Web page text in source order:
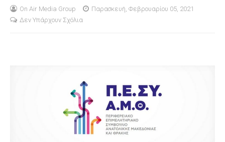
On Air Media Group
Παρασκευή, Φεβρουαρίου 05, 2021
Δεν Υπάρχουν Σχόλια